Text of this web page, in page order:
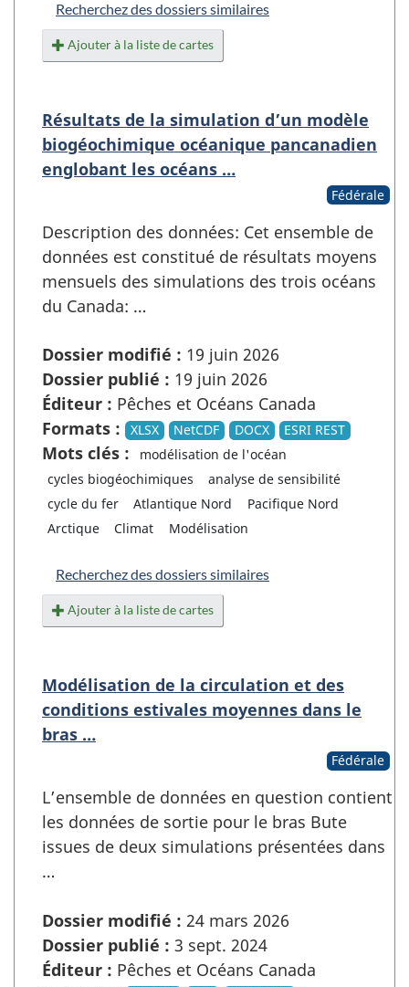
Recherchez des dossiers similaires
Ajouter à la liste de cartes
Résultats de la simulation d’un modèle
biogéochimique océanique pancanadien
englobant les océans …
Fédérale
Description des données: Cet ensemble de
données est constitué de résultats moyens
mensuels des simulations des trois océans
du Canada: …
Dossier modifié : 19 juin 2026
Dossier publié : 19 juin 2026
Éditeur : Pêches et Océans Canada
Formats :
XLSX NetCDF DOCX ESRI REST
Mots clés :
modélisation de l'océan
cycles biogéochimiques
analyse de sensibilité
cycle du fer
Atlantique Nord
Pacifique Nord
Arctique
Climat Modélisation
Recherchez des dossiers similaires
Ajouter à la liste de cartes
Modélisation de la circulation et des
conditions estivales moyennes dans le
bras …
Fédérale
L’ensemble de données en question contient
les données de sortie pour le bras Bute
issues de deux simulations présentées dans
…
Dossier modifié : 24 mars 2026
Dossier publié : 3 sept. 2024
Éditeur : Pêches et Océans Canada